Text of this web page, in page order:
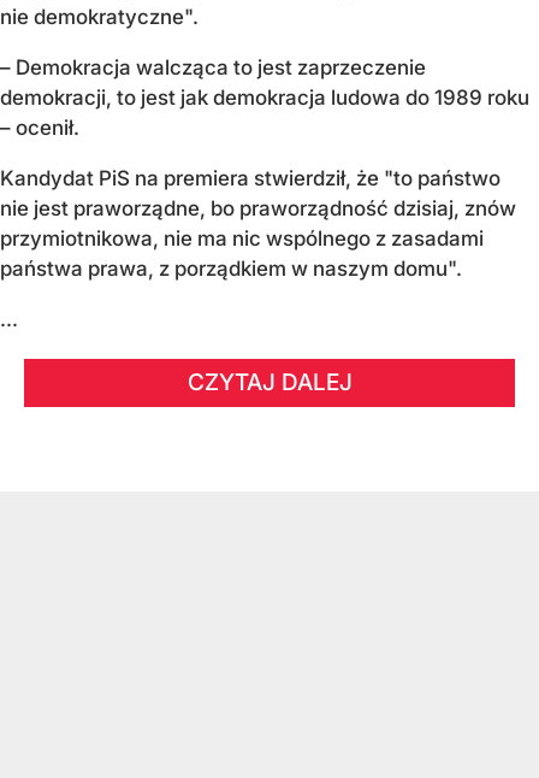
nie demokratyczne".
– Demokracja walcząca to jest zaprzeczenie
demokracji, to jest jak demokracja ludowa do 1989 roku
– ocenił.
Kandydat PiS na premiera stwierdził, że "to państwo
nie jest praworządne, bo praworządność dzisiaj, znów
przymiotnikowa, nie ma nic wspólnego z zasadami
państwa prawa, z porządkiem w naszym domu".
...
CZYTAJ DALEJ